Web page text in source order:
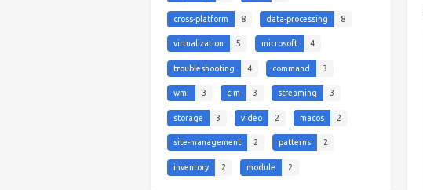
cross-platform 8 data-processing 8
virtualization 5 microsoft 4
troubleshooting 4 command 3
wmi 3 cim 3 streaming 3
storage 3 video 2 macos 2
site-management 2 patterns 2
inventory 2 module 2